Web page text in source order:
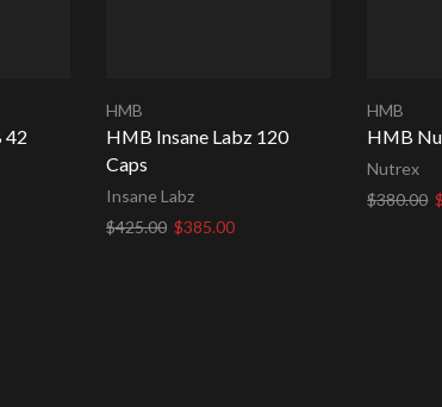
42
HMB
HMB Insane Labz 120
Caps
Insane Labz
$425.00 El
$385.00El
HMB
HMB
Nutrex
$380.00 El